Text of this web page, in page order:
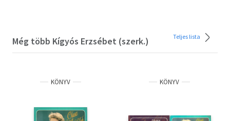
Még több Kígyós Erzsébet (szerk.) Teljes lista
KÖNYV KÖNYV